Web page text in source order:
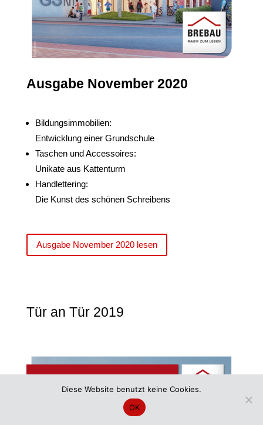
Ausgabe November 2020
Bildungsimmobilien:
Entwicklung einer Grundschule
Taschen und Accessoires:
Unikate aus Kattenturm
Handlettering:
Die Kunst des schönen Schreibens
Ausgabe November 2020 lesen
Tür an Tür 2019
Diese Website benutzt keine Cookies.
OK